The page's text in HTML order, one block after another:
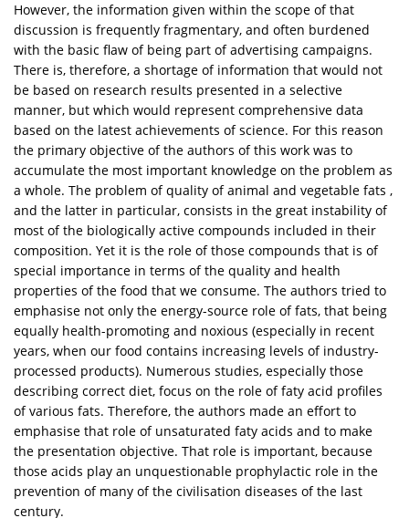
However, the information given within the scope of that
discussion is frequently fragmentary, and often burdened
with the basic flaw of being part of advertising campaigns.
There is, therefore, a shortage of information that would not
be based on research results presented in a selective
manner, but which would represent comprehensive data
based on the latest achievements of science. For this reason
the primary objective of the authors of this work was to
accumulate the most important knowledge on the problem as
a whole. The problem of quality of animal and vegetable fats ,
and the latter in particular, consists in the great instability of
most of the biologically active compounds included in their
composition. Yet it is the role of those compounds that is of
special importance in terms of the quality and health
properties of the food that we consume. The authors tried to
emphasise not only the energy-source role of fats, that being
equally health-promoting and noxious (especially in recent
years, when our food contains increasing levels of industry-
processed products). Numerous studies, especially those
describing correct diet, focus on the role of faty acid profiles
of various fats. Therefore, the authors made an effort to
emphasise that role of unsaturated faty acids and to make
the presentation objective. That role is important, because
those acids play an unquestionable prophylactic role in the
prevention of many of the civilisation diseases of the last
century.